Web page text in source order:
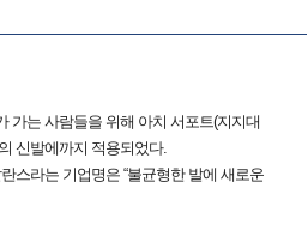
가는 사람들을 위해 아치 서포트(지지대
신발에까지 적용되었다.
스라는 기업명은 “불균형한 발에 새로운